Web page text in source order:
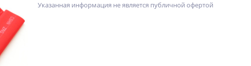
Указанная информация не является публичной офертой